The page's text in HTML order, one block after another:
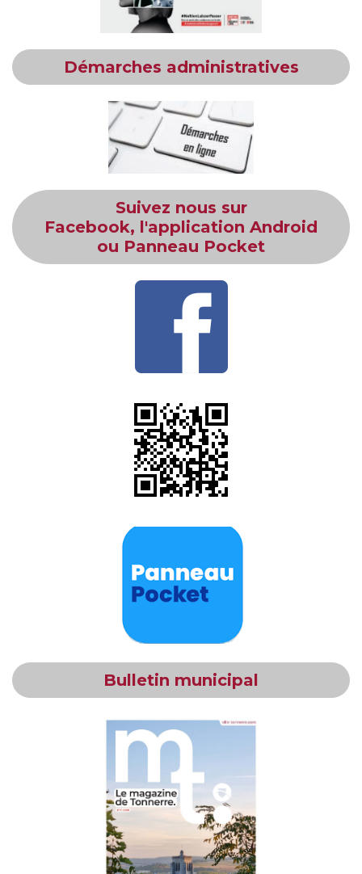
Démarches administratives
Suivez nous sur
Facebook, l'application Android
ou Panneau Pocket
Bulletin municipal